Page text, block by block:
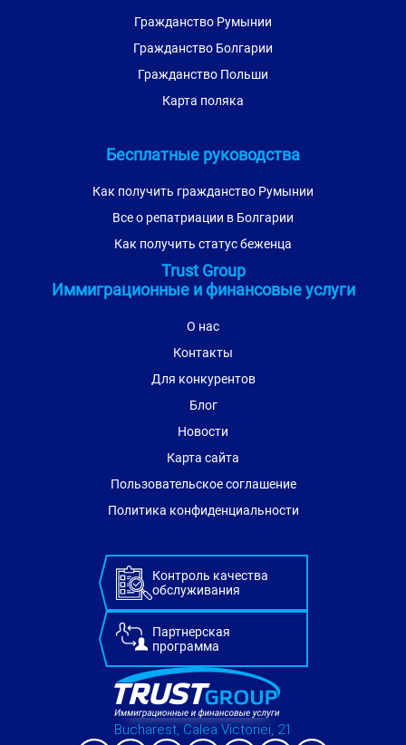
Гражданство Румынии
Гражданство Болгарии
Гражданство Польши
Карта поляка
Бесплатные руководства
Как получить гражданство Румынии
Все о репатриации в Болгарии
Как получить статус беженца
Trust Group
Иммиграционные и финансовые услуги
О нас
Контакты
Для конкурентов
Блог
Новости
Карта сайта
Пользовательское соглашение
Политика конфиденциальности
Bucharest, Calea Victoriei, 21
Контроль качества
обслуживания
Партнерская
программа